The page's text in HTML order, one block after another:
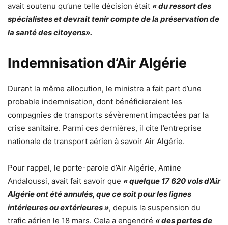
avait soutenu qu’une telle décision était « du ressort des
spécialistes et devrait tenir compte de la préservation de
la santé des citoyens».
Indemnisation d’Air Algérie
Durant la même allocution, le ministre a fait part d’une
probable indemnisation, dont bénéficieraient les
compagnies de transports sévèrement impactées par la
crise sanitaire. Parmi ces dernières, il cite l’entreprise
nationale de transport aérien à savoir Air Algérie.
Pour rappel, le porte-parole d’Air Algérie, Amine
Andaloussi, avait fait savoir que « quelque 17 620 vols d’Air
Algérie ont été annulés, que ce soit pour les lignes
intérieures ou extérieures », depuis la suspension du
trafic aérien le 18 mars. Cela a engendré « des pertes de